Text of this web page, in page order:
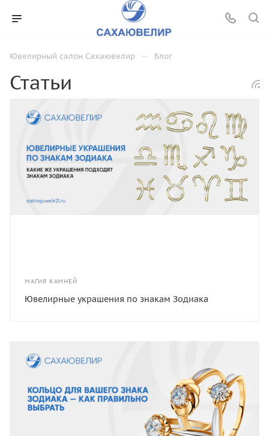
Ювелирный салон Сахаювелир — Блог
Статьи
МАГИЯ КАМНЕЙ
Ювелирные украшения по знакам Зодиака